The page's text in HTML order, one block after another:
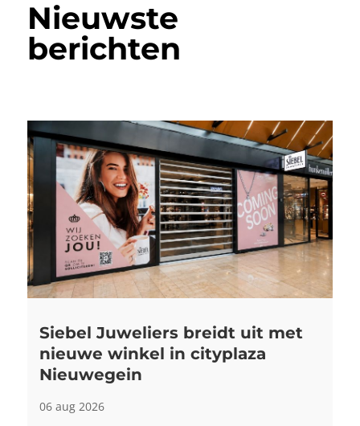
Nieuwste
berichten
Siebel Juweliers breidt uit met
nieuwe winkel in cityplaza
Nieuwegein
06 aug 2026